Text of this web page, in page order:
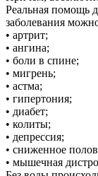
Реальная помощь
заболевания
• артрит;
• ангина;
• боли в спине;
• мигрень;
• астма;
• гипертония;
• диабет;
• колиты;
• депрессия;
• сниженное
• мышечная